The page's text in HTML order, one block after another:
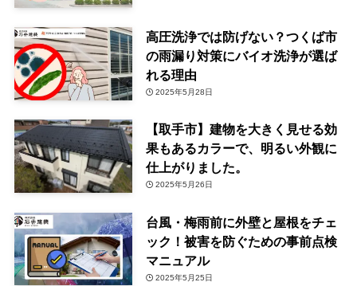
高圧洗浄では防げない？つくば市
の雨漏り対策にバイオ洗浄が選ば
れる理由
2025年5月28日
【取手市】建物を大きく見せる効
果もあるカラーで、明るい外観に
仕上がりました。
2025年5月26日
台風・梅雨前に外壁と屋根をチェ
ック！被害を防ぐための事前点検
マニュアル
2025年5月25日